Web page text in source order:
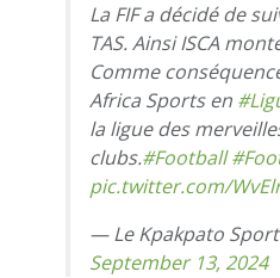
La FIF a décidé de
TAS. Ainsi ISCA
Comme
Africa Sports en
la ligue des
clubs.#Football
pic.twitter.com/
— Le Kpakpato
September 13, 2024